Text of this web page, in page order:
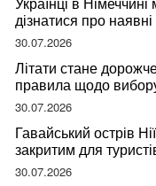
дізнатися про
30.07.2026
Літати стане
правила щодо
30.07.2026
Гавайський острів
закритим для
відвідувачів
30.07.2026